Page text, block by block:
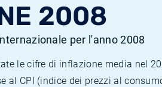
2008
per l'anno 2008
le cifre di inflazione media nel
al CPI (indice dei prezzi al